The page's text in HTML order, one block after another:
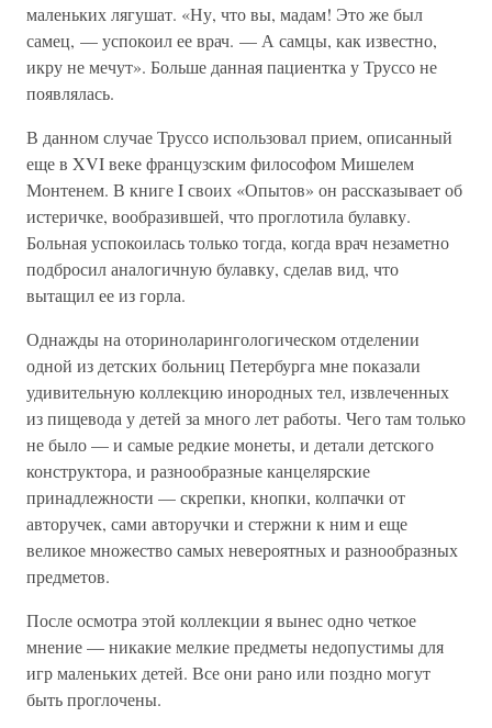
маленьких лягушат. «Ну, что вы, мадам! Это же был
самец, — успокоил ее врач. — А самцы, как известно,
икру не мечут». Больше данная пациентка у Труссо не
появлялась.
В данном случае Труссо использовал прием, описанный
еще в XVI веке французским философом Мишелем
Монтенем. В книге I своих «Опытов» он рассказывает об
истеричке, вообразившей, что проглотила булавку.
Больная успокоилась только тогда, когда врач незаметно
подбросил аналогичную булавку, сделав вид, что
вытащил ее из горла.
Однажды на оториноларингологическом отделении
одной из детских больниц Петербурга мне показали
удивительную коллекцию инородных тел, извлеченных
из пищевода у детей за много лет работы. Чего там только
не было — и самые редкие монеты, и детали детского
конструктора, и разнообразные канцелярские
принадлежности — скрепки, кнопки, колпачки от
авторучек, сами авторучки и стержни к ним и еще
великое множество самых невероятных и разнообразных
предметов.
После осмотра этой коллекции я вынес одно четкое
мнение — никакие мелкие предметы недопустимы для
игр маленьких детей. Все они рано или поздно могут
быть проглочены.